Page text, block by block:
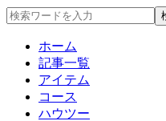
ホーム
記事一覧
アイテム
コース
ハウツー